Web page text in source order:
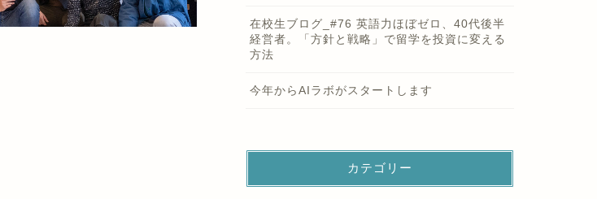
在校生ブログ_#76 英語力ほぼゼロ、40代後半
経営者。「方針と戦略」で留学を投資に変える
方法
今年からAIラボがスタートします
カテゴリー